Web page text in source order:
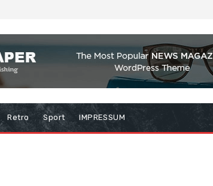
Retro Sport IMPRESSUM